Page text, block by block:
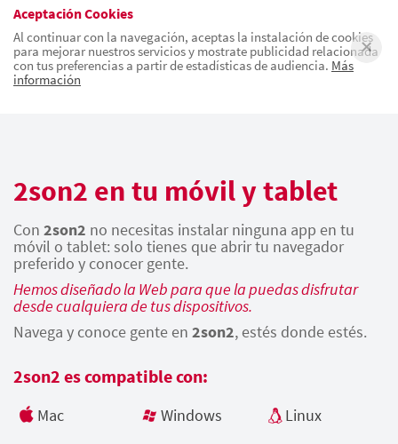
Aceptación Cookies
Al continuar con la navegación, aceptas la instalación de cookies
para mejorar nuestros servicios y mostrate publicidad relacionada
con tus preferencias a partir de estadísticas de audiencia. Más
información
2son2 en tu móvil y tablet
Con 2son2 no necesitas instalar ninguna app en tu
móvil o tablet: solo tienes que abrir tu navegador
preferido y conocer gente.
Hemos diseñado la Web para que la puedas disfrutar
desde cualquiera de tus dispositivos.
Navega y conoce gente en 2son2, estés donde estés.
2son2 es compatible con:
Mac Windows
Linux